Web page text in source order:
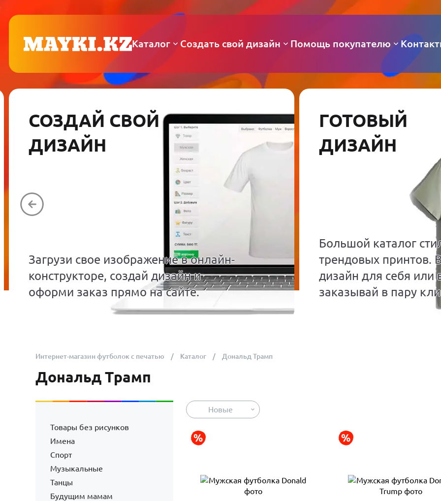
Каталог Создать свой дизайн Помощь покупателю
СОЗДАЙ СВОЙ
ДИЗАЙН
Загрузи свое изображение в онлайн-
конструкторе, создай дизайн и
оформи заказ прямо на сайте.
ГОТОВЫЙ
ДИЗАЙН
Большой каталог
трендовых принтов.
дизайн для себя или
заказывай в пару
Интернет-магазин футболок с печатью Каталог Дональд Трамп
Дональд Трамп
Товары без рисунков
Имена
Спорт
Музыкальные
Танцы
Будущим мамам
Новые